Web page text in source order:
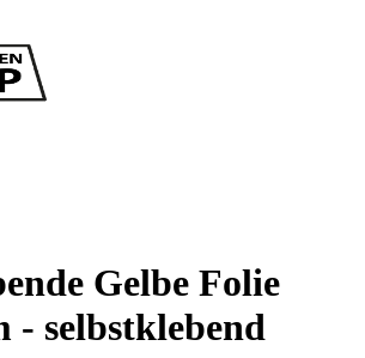
Gelbe Folie
- selbstklebend